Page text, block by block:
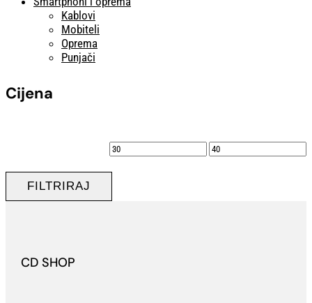
Kablovi
Mobiteli
Oprema
Punjači
Cijena
Min
cijena
Maks
FILTRIRAJ
CD SHOP